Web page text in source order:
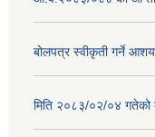
बोलपत्र स्वीकृती गर्ने
मिति २०८३/०२/०४ गतेको